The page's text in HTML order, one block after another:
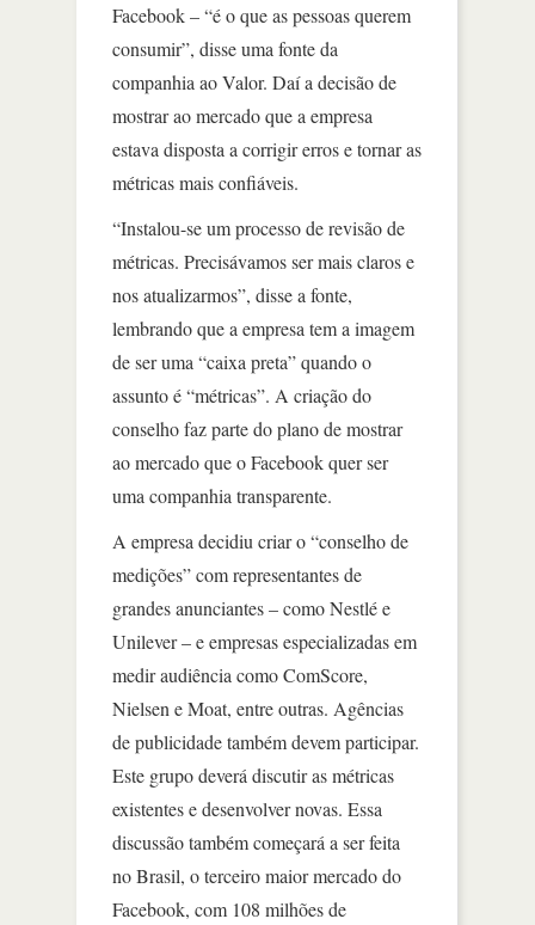
Facebook – “é o que as pessoas querem
consumir”, disse uma fonte da
companhia ao Valor. Daí a decisão de
mostrar ao mercado que a empresa
estava disposta a corrigir erros e tornar as
métricas mais confiáveis.
“Instalou-se um processo de revisão de
métricas. Precisávamos ser mais claros e
nos atualizarmos”, disse a fonte,
lembrando que a empresa tem a imagem
de ser uma “caixa preta” quando o
assunto é “métricas”. A criação do
conselho faz parte do plano de mostrar
ao mercado que o Facebook quer ser
uma companhia transparente.
A empresa decidiu criar o “conselho de
medições” com representantes de
grandes anunciantes – como Nestlé e
Unilever – e empresas especializadas em
medir audiência como ComScore,
Nielsen e Moat, entre outras. Agências
de publicidade também devem participar.
Este grupo deverá discutir as métricas
existentes e desenvolver novas. Essa
discussão também começará a ser feita
no Brasil, o terceiro maior mercado do
Facebook, com 108 milhões de